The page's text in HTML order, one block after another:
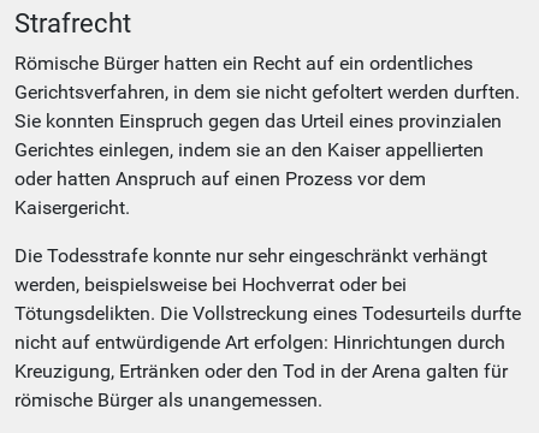
Strafrecht
Römische Bürger hatten ein Recht auf ein ordentliches
Gerichtsverfahren, in dem sie nicht gefoltert werden durften.
Sie konnten Einspruch gegen das Urteil eines provinzialen
Gerichtes einlegen, indem sie an den Kaiser appellierten
oder hatten Anspruch auf einen Prozess vor dem
Kaisergericht.
Die Todesstrafe konnte nur sehr eingeschränkt verhängt
werden, beispielsweise bei Hochverrat oder bei
Tötungsdelikten. Die Vollstreckung eines Todesurteils durfte
nicht auf entwürdigende Art erfolgen: Hinrichtungen durch
Kreuzigung, Ertränken oder den Tod in der Arena galten für
römische Bürger als unangemessen.